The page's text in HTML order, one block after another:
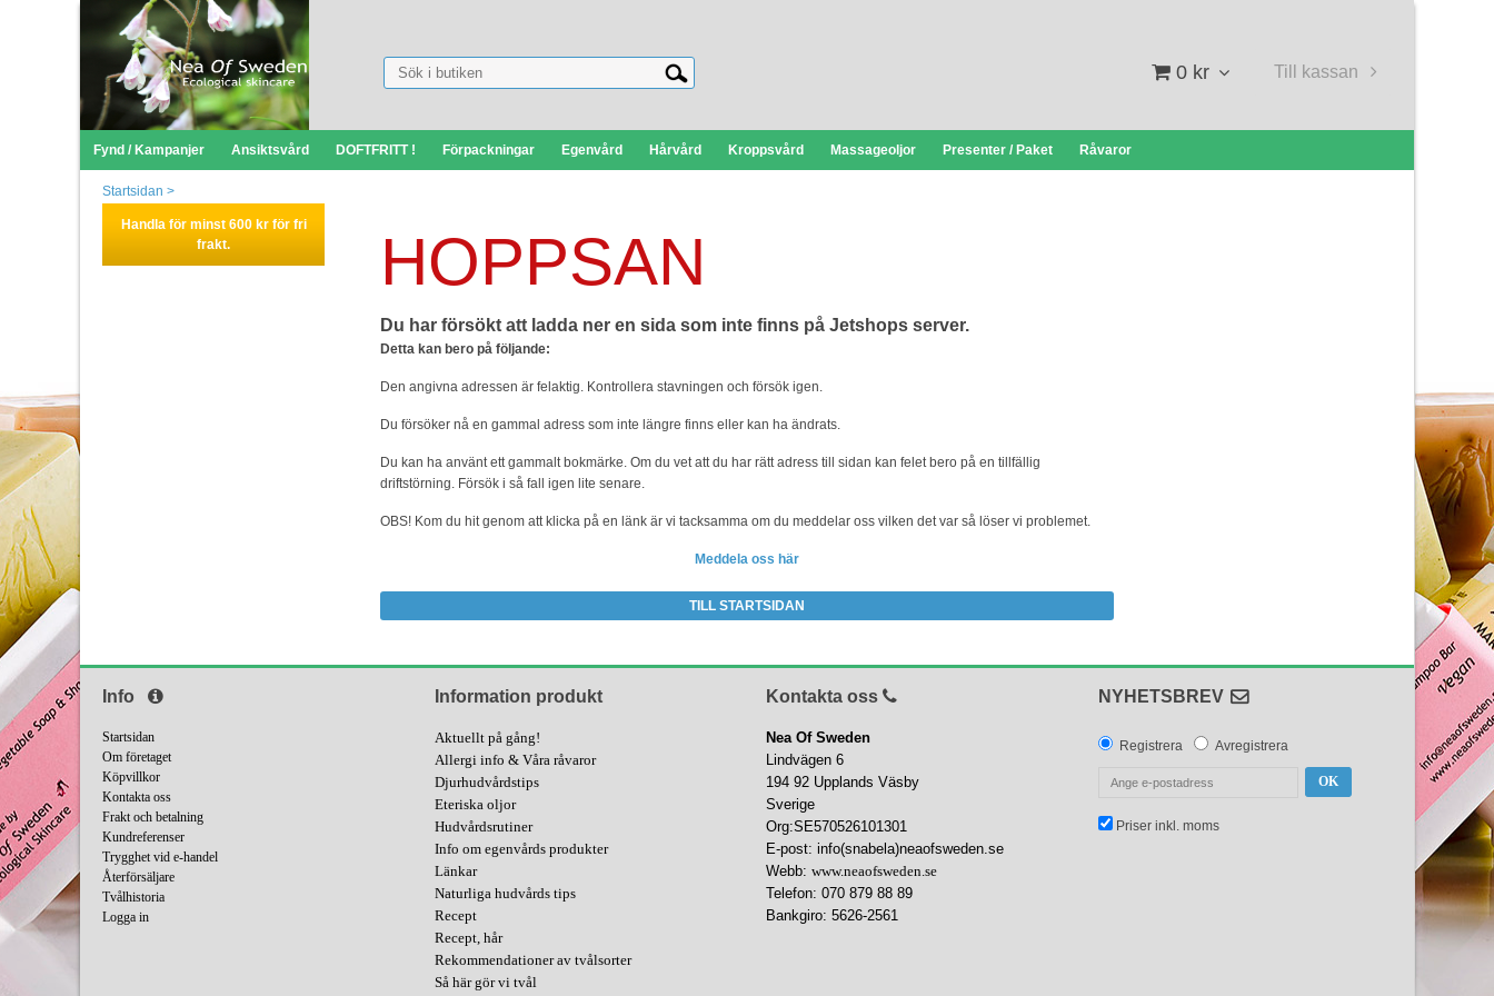
0 kr Till kassan
Fynd / Kampanjer Ansiktsvård DOFTFRITT ! Förpackningar Egenvård Hårvård Kroppsvård Massageoljor Presenter / Paket Råvaror
Startsidan >
Handla för minst 600 kr för fri
frakt.
HOPPSAN
Du har försökt att ladda ner en sida som inte finns på Jetshops server.
Detta kan bero på följande:
Den angivna adressen är felaktig. Kontrollera stavningen och försök igen.
Du försöker nå en gammal adress som inte längre finns eller kan ha ändrats.
Du kan ha använt ett gammalt bokmärke. Om du vet att du har rätt adress till sidan kan felet bero på en tillfällig
driftstörning. Försök i så fall igen lite senare.
OBS! Kom du hit genom att klicka på en länk är vi tacksamma om du meddelar oss vilken det var så löser vi problemet.
Meddela oss här
TILL STARTSIDAN
Info
Startsidan
Om företaget
Köpvillkor
Kontakta oss
Frakt och betalning
Kundreferenser
Trygghet vid e-handel
Återförsäljare
Tvålhistoria
Logga in
Information produkt
Aktuellt på gång!
Allergi info & Våra råvaror
Djurhudvårdstips
Eteriska oljor
Hudvårdsrutiner
Info om egenvårds produkter
Länkar
Naturliga hudvårds tips
Recept
Recept, hår
Rekommendationer av tvålsorter
Så här gör vi tvål
Kontakta oss
Nea Of Sweden
Lindvägen 6
194 92 Upplands Väsby
Sverige
Org:SE570526101301
E-post: info(snabela)neaofsweden.se
Webb:www.neaofsweden.se
Telefon: 070 879 88 89
Bankgiro: 5626-2561
NYHETSBREV
Registrera Avregistrera
OK
Priser inkl. moms